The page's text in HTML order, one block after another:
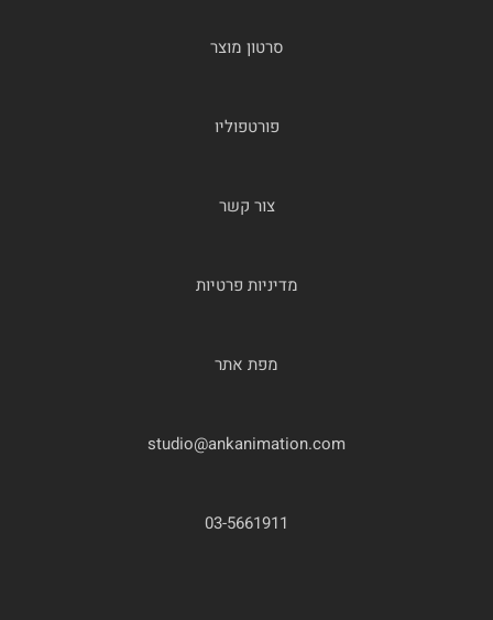
סרטון מוצר
פורטפוליו
צור קשר
מדיניות פרטיות
מפת אתר
studio@ankanimation.com
03-5661911